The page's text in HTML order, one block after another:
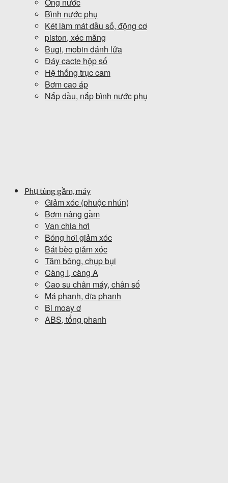
Bình nước phụ
Két làm mát dầu số, động cơ
piston, xéc măng
Bugi, mobin đánh lửa
Đáy cacte hộp số
Hệ thống trục cam
Bơm cao áp
Nắp dầu, nắp bình nước phụ
Phụ tùng gầm, máy
Giảm xóc (phuộc nhún)
Bơm nâng gầm
Van chia hơi
Bóng hơi giảm xóc
Bát bèo giảm xóc
Tăm bông, chụp bụi
Càng I, càng A
Cao su chân máy, chân số
Má phanh, đĩa phanh
Bi moay ơ
ABS, tổng phanh